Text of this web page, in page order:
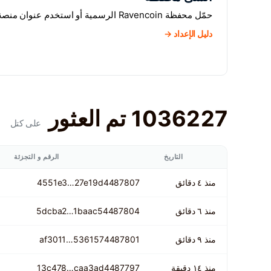
حمّل محفظة Ravencoin الرسمية أو استخدم عنوان منصة تداول.
دليل الإعداد →
1036227 تم العثور على كتل
التاريخ الرقم و التجزئة
منذ ٤ دقائق 4487807
4551e3…27e19d
منذ ٦ دقائق 4487804
5dcba2…1baac5
منذ ٩ دقائق 4487801
536157…af3011
منذ ١٤ دقيقة 4487797
13c478…caa3ad